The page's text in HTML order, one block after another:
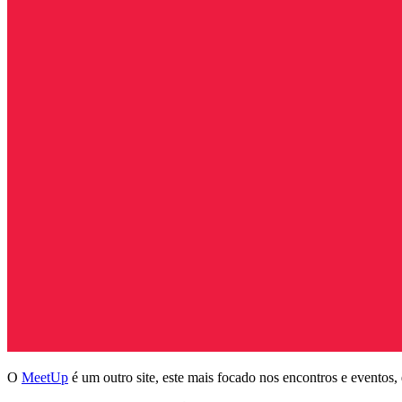
O MeetUp é um outro site, este mais focado nos encontros e